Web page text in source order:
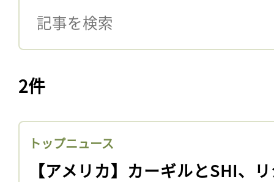
2件
トップニュース
【アメリカ】カーギルとSHI、